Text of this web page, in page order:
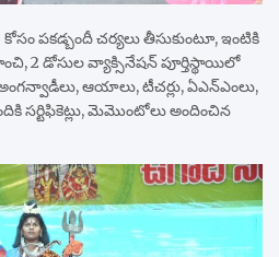
పకడ్బందీ చర్యలు తీసుకుంటూ, ఇంటికి
2 డోసుల వ్యాక్సినేషన్ పూర్తిస్థాయిలో
ఆయాలు, టీచర్లు, ఏఎన్ఎంలు,
సర్టిఫికెట్లు, మెమొంటోలు అందించిన